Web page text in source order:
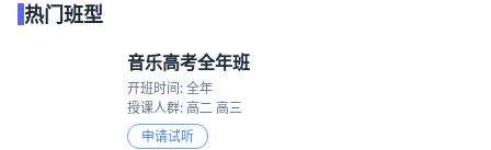
热门班型
音乐高考全年班
开班时间: 全年
授课人群: 高二 高三
申请试听